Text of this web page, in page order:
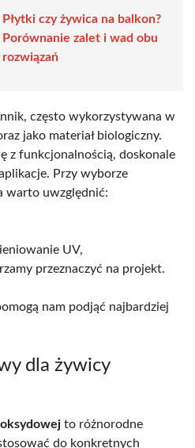
Płytki czy żywica na balkon?
Porównanie zalet i wad obu
rozwiązań
często wykorzystywana w
jako materiał biologiczny.
z funkcjonalnością, doskonale
Przy wyborze
warto uwzględnić:
UV,
przeznaczyć na projekt.
nam podjąć najbardziej
dla żywicy
to różnorodne
do konkretnych